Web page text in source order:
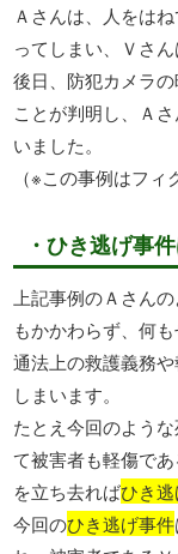
Ａさんは、人をは
ってしまい、Ｖさ
後日、防犯カメラ
ことが判明し、Ａ
いました。
（※この事例はフィ
・ひき逃げ事
上記事例のＡさん
もかかわらず、何
通法上の救護義務
しまいます。
たとえ今回のよう
て被害者も軽傷で
を立ち去ればひき
今回のひき逃げ事件